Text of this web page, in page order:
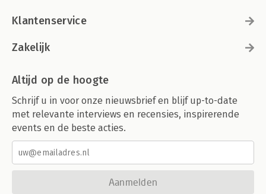
Klantenservice
Zakelijk
Altijd op de hoogte
Schrijf u in voor onze nieuwsbrief en blijf up-to-date
met relevante interviews en recensies, inspirerende
events en de beste acties.
Aanmelden